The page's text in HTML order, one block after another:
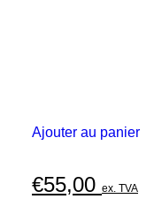
Ajouter au panier
€55,00 ex. TVA